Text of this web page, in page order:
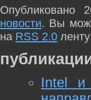
Опубликовано
новости. Вы
на RSS 2.0
Intel и